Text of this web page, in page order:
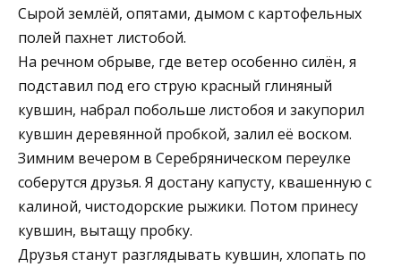
Сырой землёй, опятами, дымом с картофельных
полей пахнет листобой.
На речном обрыве, где ветер особенно силён, я
подставил под его струю красный глиняный
кувшин, набрал побольше листобоя и закупорил
кувшин деревянной пробкой, залил её воском.
Зимним вечером в Серебряническом переулке
соберутся друзья. Я достану капусту, квашенную с
калиной, чистодорские рыжики. Потом принесу
кувшин, вытащу пробку.
Друзья станут разглядывать кувшин, хлопать по